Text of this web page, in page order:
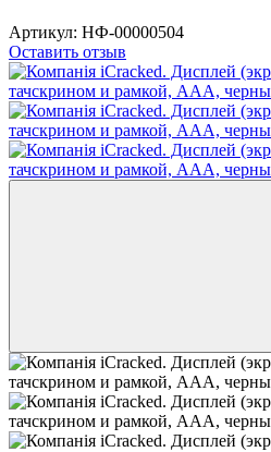
Артикул: НФ-00000504
Оставить отзыв